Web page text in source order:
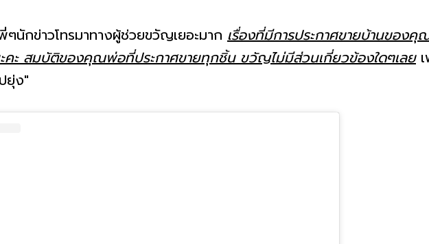
นักข่าวโทรมาทางผู้ช่วยขวัญเยอะมาก เรื่องที่มีการประกาศขายบ้านของ
คะ สมบัติของคุณพ่อที่ประกาศขายทุกชิ้น ขวัญไม่มีส่วนเกี่ยวข้องใดๆเลยเ
ยุ่ง"